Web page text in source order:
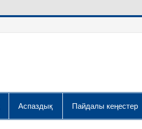
Аспаздық Пайдалы кеңестер